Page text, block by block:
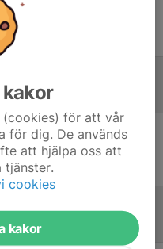
ifylld
(cookies) för att vår
för dig. De används
att hjälpa oss att
tjänster.
cookies
kakor